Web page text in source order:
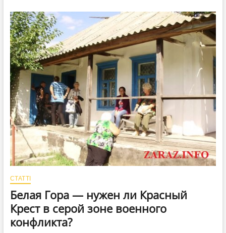
в
Белой
Горе
СТАТТІ
Белая Гора — нужен ли Красный
Крест в серой зоне военного
конфликта?